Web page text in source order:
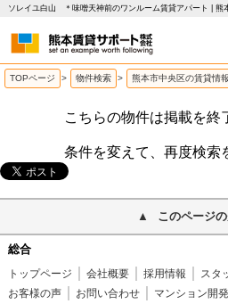
TOPページ > 物件検索 > 熊本市中央区の賃貸情
こちらの物件は掲載を終
条件を変えて、再度検索
このページ
総合
トップページ 会社概要 採用情報 スタ
お客様の声
お問い合わせ
マンション開